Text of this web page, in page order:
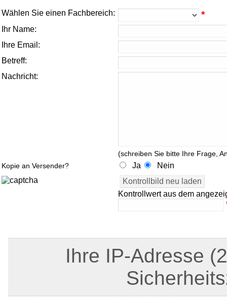
Wählen Sie einen Fachbereich: *
Ihr Name:
Ihre Email:
Betreff:
Nachricht:
(schreiben Sie bitte Ihre Frage,
Kopie an Versender?
Ja Nein
Kontrollwert aus dem
Ihre IP-Adresse